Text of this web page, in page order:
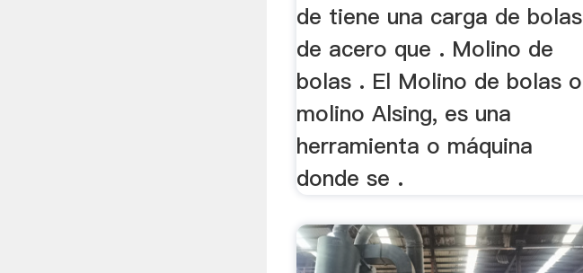
de tiene una carga de bolas
de acero que . Molino de
bolas . El Molino de bolas o
molino Alsing, es una
herramienta o máquina
donde se .